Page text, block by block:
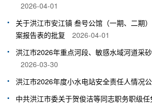
2026-04-01
关于洪江市安江镇 叁号公馆（一期、二期
案报告表的批复
2026-04-01
洪江市2026年重点河段、敏感水域河道采
2026-03-30
洪江市2026年度小水电站安全责任人情况
中共洪江市委关于贺俊洁等同志职务职级任